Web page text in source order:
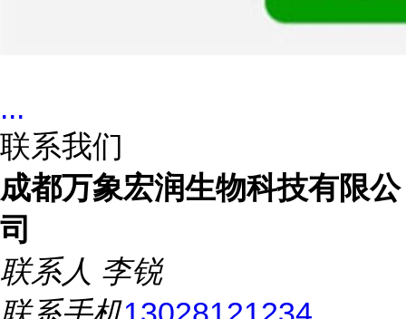
...
联系我们
成都万象宏润生物科技有限公
司
联系人 李锐